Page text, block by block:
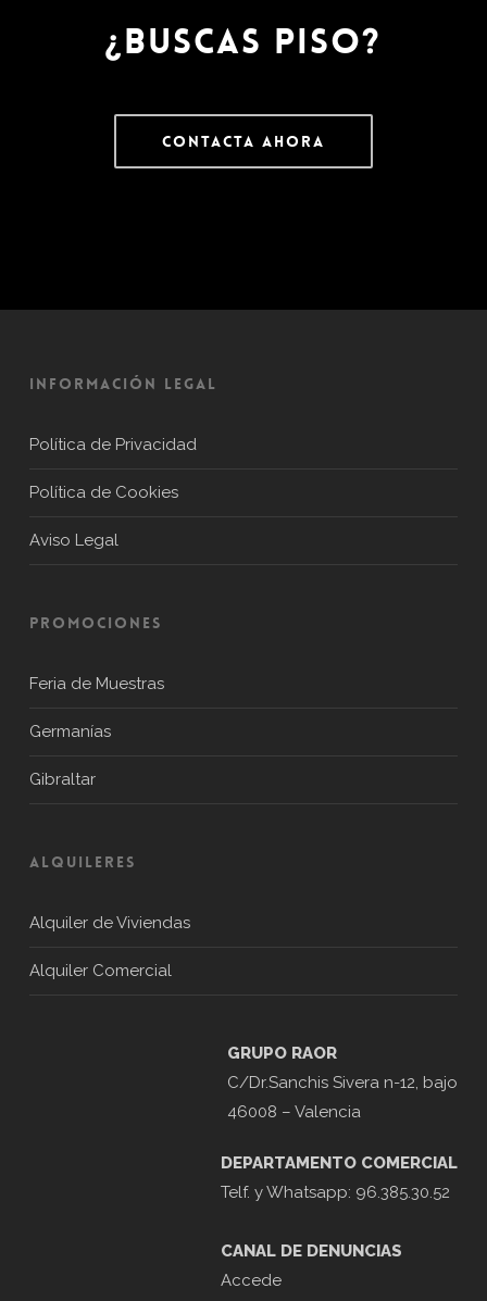
¿Buscas piso?
Contacta Ahora
Información Legal
Política de Privacidad
Política de Cookies
Aviso Legal
PROMOCIONES
Feria de Muestras
Germanías
Gibraltar
ALQUILERES
Alquiler de Viviendas
Alquiler Comercial
GRUPO RAOR
C/Dr.Sanchis Sivera n-12, bajo
46008 – Valencia
DEPARTAMENTO COMERCIAL
Telf. y Whatsapp: 96.385.30.52
CANAL DE DENUNCIAS
Accede